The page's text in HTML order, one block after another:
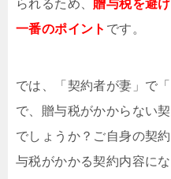
られるため、 贈与税を避
一番のポイント です。
では、「契約者が妻」で
で、贈与税がかからない
でしょうか？ご自身の契
与税がかかる契約内容に